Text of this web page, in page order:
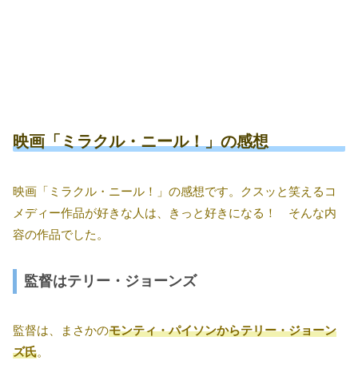
映画「ミラクル・ニール！」の感想
映画「ミラクル・ニール！」の感想です。クスッと笑えるコ
メディー作品が好きな人は、きっと好きになる！ そんな内
容の作品でした。
監督はテリー・ジョーンズ
監督は、まさかのモンティ・パイソンからテリー・ジョーン
ズ氏。